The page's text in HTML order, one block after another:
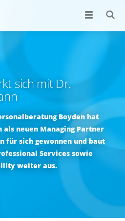
sich mit Dr.
Boyden hat
als neuen Managing Partner
für sich gewonnen und baut
Services sowie
weiter aus.